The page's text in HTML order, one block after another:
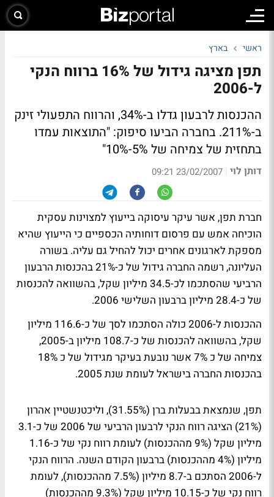
ראשי בארץ
תפן מציגה גידול של 16% ברווח הנקי
ל-2006
ההכנסות לרבעון גדלו ב-34%, והרווח התפעולי זינק
ב-211%. בחברה הביעו סיפוק: "התוצאות עמדו
בתחזית של צמיחה של 5%-10%"
דותן לוי |
23/02/2007 09:21
חברת תפן, אשר עיקר עיסוקה בייעוץ למצוינות עסקית
הוכיחה אמש עם פרסום דוחותיה הכספיים כי הייעוץ שהיא
מספקת לארגונים אחרים יכול להחיל גם עליה. בשורה
העליונה, רשמה החברה גידול של כ-21% בהכנסות הרבעון
הרביעי שהסתכמו לכ-34.5 מיליון שקל, בהשוואה להכנסות
של כ-28.4 מיליון ברבעון השלישי 2006.
ההכנסות ל-2006 כולה הסתכמו לסך של כ-116.6 מיליון
שקל, בהשוואה להכנסות של כ-108.7 מיליון ב-2005,
צמיחה של כ 7% אשר נובעת בעיקר מגידול של כ 18%
בהכנסות החברה בישראל לעומת שנת 2005.
תפן, שנמצאת בבעלות ברן (31.55%), וליכטנשטיין אהרון
(21%) הציגה רווח הנקי לרבעון הרביעי של 2006 של כ-3.1
מיליון שקל (9% מההכנסות) לעומת רווח נקי של כ-1.16
מיליון (4% מההכנסות) ברבעון הקודם השנה. הרווח הנקי
ל-2006 הסתכם ב-8.7 מיליון (7.5% מההכנסות), לעומת
רווח נקי של כ-10.15 מיליון שקל (9.3% מההכנסות)